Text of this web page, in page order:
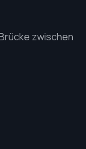
zwischen